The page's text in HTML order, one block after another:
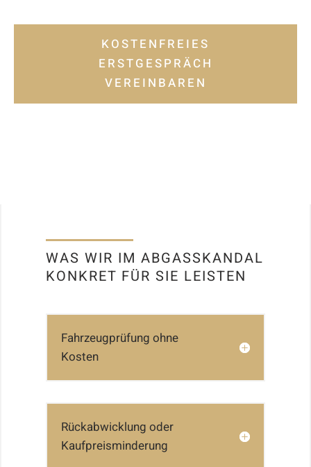
KOSTENFREIES
ERSTGESPRÄCH
VEREINBAREN
WAS WIR IM ABGASSKANDAL
KONKRET FÜR SIE LEISTEN
Fahrzeugprüfung ohne
Kosten
Rückabwicklung oder
Kaufpreisminderung